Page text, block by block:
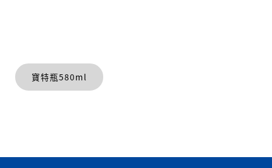
寶特瓶580ml